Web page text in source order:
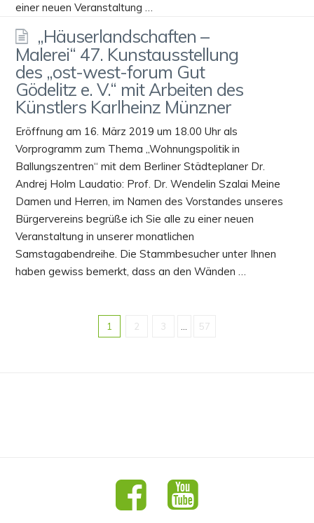
einer neuen Veranstaltung …
„Häuserlandschaften –
Malerei“ 47. Kunstausstellung
des „ost-west-forum Gut
Gödelitz e. V.“ mit Arbeiten des
Künstlers Karlheinz Münzner
Eröffnung am 16. März 2019 um 18.00 Uhr als
Vorprogramm zum Thema „Wohnungspolitik in
Ballungszentren“ mit dem Berliner Städteplaner Dr.
Andrej Holm Laudatio: Prof. Dr. Wendelin Szalai Meine
Damen und Herren, im Namen des Vorstandes unseres
Bürgervereins begrüße ich Sie alle zu einer neuen
Veranstaltung in unserer monatlichen
Samstagabendreihe. Die Stammbesucher unter Ihnen
haben gewiss bemerkt, dass an den Wänden …
1 2 3 ... 57